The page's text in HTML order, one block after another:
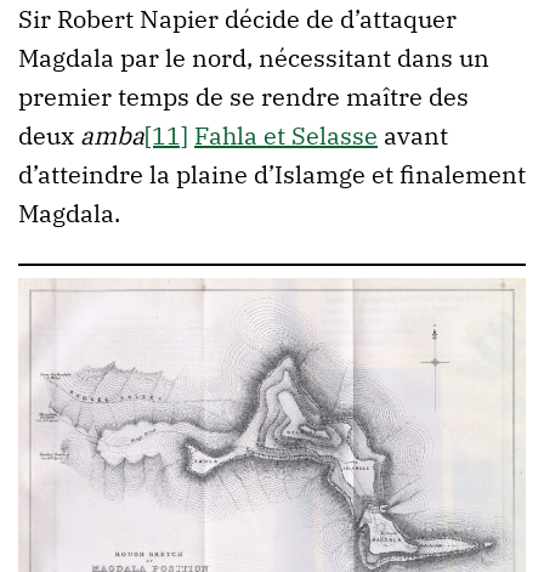
Sir Robert Napier décide de d’attaquer
Magdala par le nord, nécessitant dans un
premier temps de se rendre maître des
deux amba[11] Fahla et Selasse avant
d’atteindre la plaine d’Islamge et finalement
Magdala.